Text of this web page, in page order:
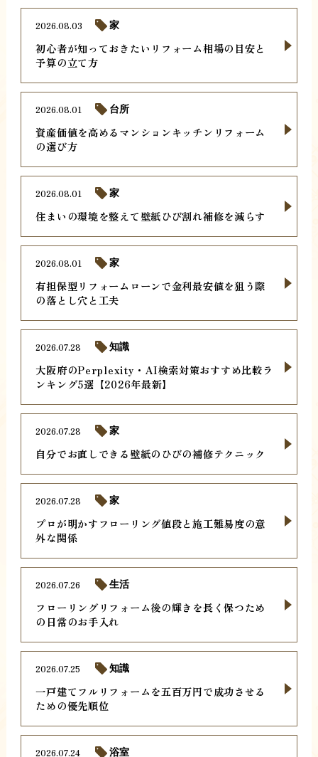
初心者が知っておきたいリフォーム相場の目安と
予算の立て方
2026.08.03 家
資産価値を高めるマンションキッチンリフォーム
の選び方
2026.08.01 台所
住まいの環境を整えて壁紙ひび割れ補修を減らす
2026.08.01 家
有担保型リフォームローンで金利最安値を狙う際
の落とし穴と工夫
2026.08.01 家
大阪府のPerplexity・AI検索対策おすすめ比較ラ
ンキング5選【2026年最新】
2026.07.28 知識
自分でお直しできる壁紙のひびの補修テクニック
2026.07.28 家
プロが明かすフローリング値段と施工難易度の意
外な関係
2026.07.28 家
フローリングリフォーム後の輝きを長く保つため
の日常のお手入れ
2026.07.26 生活
一戸建てフルリフォームを五百万円で成功させる
ための優先順位
2026.07.25 知識
2026.07.24 浴室